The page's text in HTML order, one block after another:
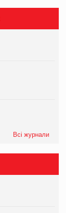
Всі журнали